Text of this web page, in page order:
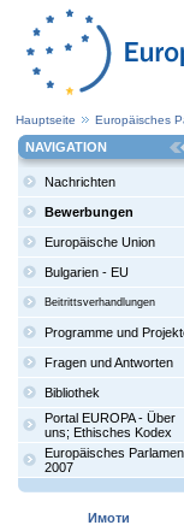
Hauptseite Europäisches
NAVIGATION
Nachrichten
Bewerbungen
Europäische Union
Bulgarien - EU
Beitrittsverhandlungen
Programme und
Fragen und Antworten
Bibliothek
Portal EUROPA - Über
uns; Ethisches Kodex
Europäisches
2007
Имоти